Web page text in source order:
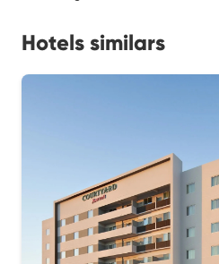
Hotels similars